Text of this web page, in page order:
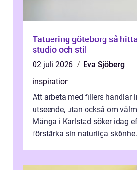
Tatuering göteborg så hittar du rätt
studio och stil
02 juli 2026
Eva Sjöberg
inspiration
Att arbeta med fillers handlar
utseende, utan också om
Många i Karlstad söker idag
förstärka sin naturliga